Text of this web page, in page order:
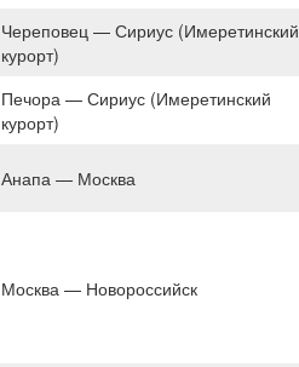
Череповец — Сириус (Имеретинский
курорт)
Печора — Сириус (Имеретинский
курорт)
Анапа — Москва
Москва — Новороссийск